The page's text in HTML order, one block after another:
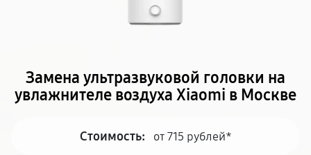
Замена ультразвуковой головки на
увлажнителе воздуха Xiaomi в Москве
Стоимость: от 715 рублей*